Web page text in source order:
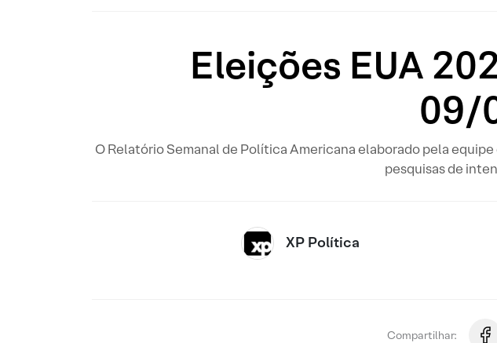
Eleições EUA
09/
O Relatório Semanal de Política Americana elaborado pela
pesquisas de
XP Política
Compartilhar: